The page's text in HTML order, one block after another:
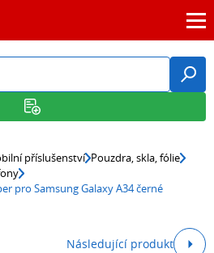
příslušenství Pouzdra, skla, fólie
pro Samsung Galaxy A34 černé
Následující produkt